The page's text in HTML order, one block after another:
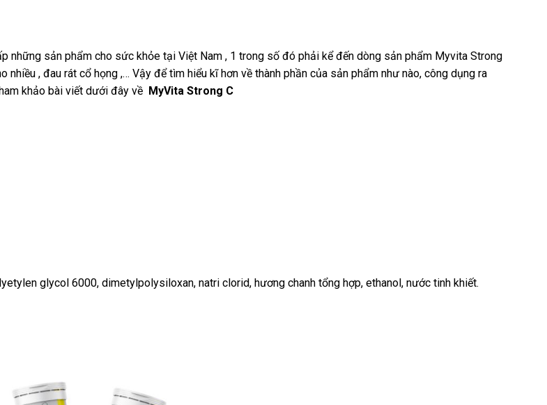
những sản phẩm cho sức khỏe tại Việt Nam , 1 trong số đó phải kể đến dòng sản phẩm Myvita Strong
, đau rát cổ họng ,… Vậy để tìm hiểu kĩ hơn về thành phần của sản phẩm như nào, công dụng ra
khảo bài viết dưới đây về MyVita Strong C
glycol 6000, dimetylpolysiloxan, natri clorid, hương chanh tổng hợp, ethanol, nước tinh khiết.